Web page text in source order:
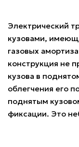
Электрический
кузовами,
газовых
конструкция не
кузова в
облегчения его
поднятым
фиксации. Это